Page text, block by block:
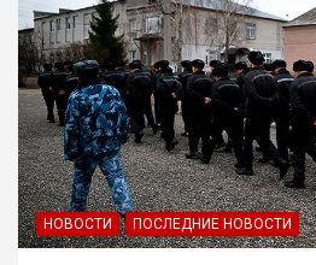
НОВОСТИ ПОСЛЕДНИЕ НОВОСТИ